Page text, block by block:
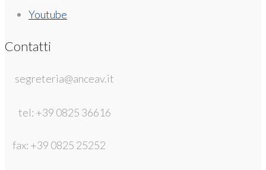
Youtube
Contatti
segreteria@anceav.it
tel: +39 0825 36616
fax: +39 0825 25252